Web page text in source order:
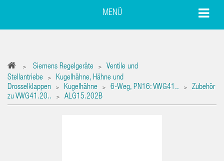
MENÜ
> Siemens Regelgeräte >
Ventile und
Stellantriebe
>
Kugelhähne, Hähne und
Drosselklappen
> Kugelhähne > 6-Weg, PN16: VWG41.. >
Zubehör
zu VWG41.20..
> ALG15.202B